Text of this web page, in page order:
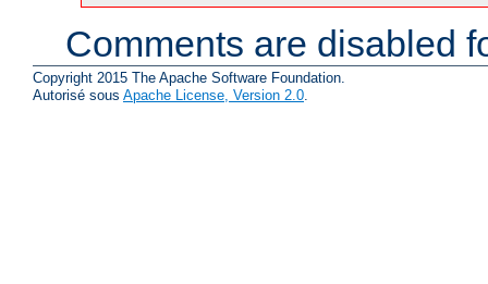
Comments are disabled
Copyright 2015 The Apache Software Foundation.
Autorisé sous Apache License, Version 2.0